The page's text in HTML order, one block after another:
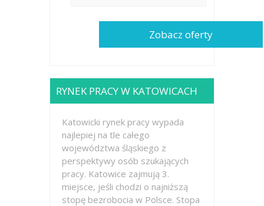
RYNEK PRACY W KATOWICACH
Katowicki rynek pracy wypada
najlepiej na tle całego
województwa śląskiego z
perspektywy osób szukających
pracy. Katowice zajmują 3.
miejsce, jeśli chodzi o najniższą
stopę bezrobocia w Polsce. Stopa